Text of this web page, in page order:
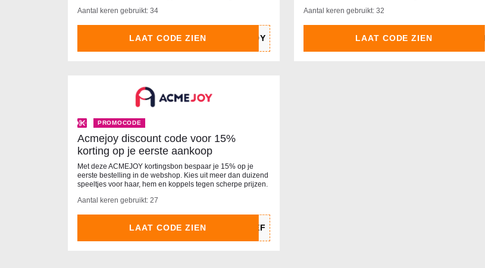
Aantal keren gebruikt: 34
LAAT CODE ZIEN
Aantal keren gebruikt: 32
LAAT CODE ZIEN
PROMOCODE
Acmejoy discount code voor 15%
korting op je eerste aankoop
Met deze ACMEJOY kortingsbon bespaar je 15% op je
eerste bestelling in de webshop. Kies uit meer dan duizend
speeltjes voor haar, hem en koppels tegen scherpe prijzen.
Aantal keren gebruikt: 27
LAAT CODE ZIEN